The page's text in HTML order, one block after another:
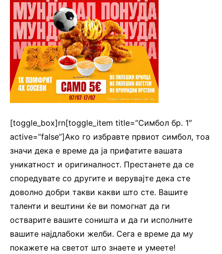
[toggle_box]rn[toggle_item title=”Симбол бр. 1″
active=”false”]Ако го избравте првиот симбол, тоа
значи дека е време да ја прифатите вашата
уникатност и оригиналност. Престанете да се
споредувате со другите и верувајте дека сте
доволно добри такви какви што сте. Вашите
таленти и вештини ќе ви помогнат да ги
остварите вашите соништа и да ги исполните
вашите најдлабоки желби. Сега е време да му
покажете на светот што знаете и умеете!